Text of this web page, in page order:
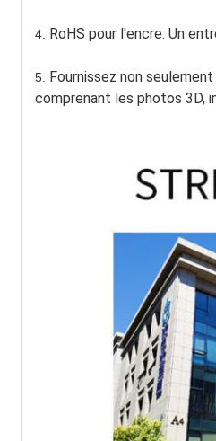
4. RoHS pour l'encre. Un
5. Fournissez non
comprenant les photos 3D,